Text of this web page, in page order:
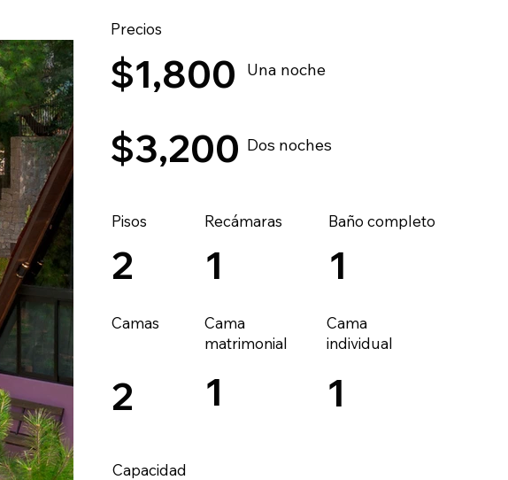
Precios
$1,800 Una noche
$3,200 Dos noches
Pisos
2
Recámaras
1
Baño completo
1
Camas
2
Cama
matrimonial
1
Cama
individual
1
Capacidad